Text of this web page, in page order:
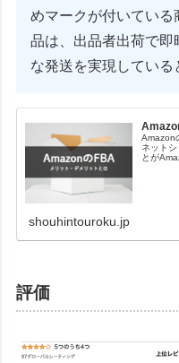
めマークが付いてい
品は、出品者出荷で
な発送を実現している
Amazon
ネット
とが
shouhintouroku.jp
評価